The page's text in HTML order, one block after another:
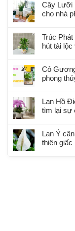
Cây Lưỡi
cho nhà
Trúc
hút tài
Cỏ
phong
Lan Hồ
tìm lại sự
Lan Ý
thiện giấc